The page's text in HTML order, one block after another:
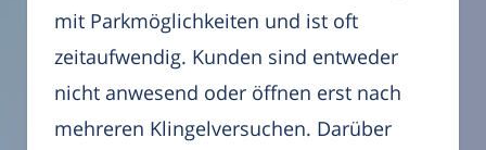
mit Parkmöglichkeiten und ist oft
zeitaufwendig. Kunden sind entweder
nicht anwesend oder öffnen erst nach
mehreren Klingelversuchen. Darüber